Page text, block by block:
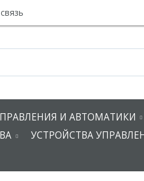
И АВТОМАТИКИ
УСТРОЙСТВА